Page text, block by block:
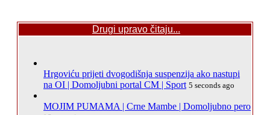
Drugi upravo čitaju...
Hrgoviću prijeti dvogodišnja suspenzija ako nastupi
na OI | Domoljubni portal CM | Sport 5 seconds ago
MOJIM PUMAMA | Crne Mambe | Domoljubno pero